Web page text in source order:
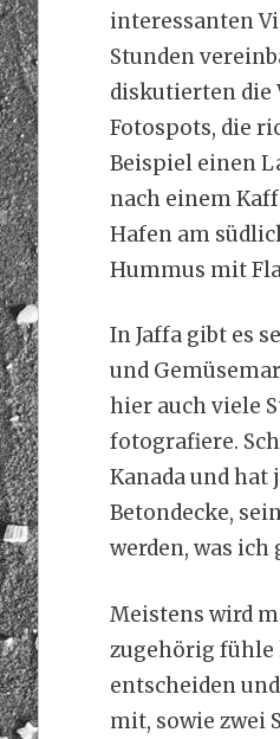
interessanten
Stunden
diskutierten die
Fotospots, die
Beispiel einen
nach einem
Hafen am
Hummus mit
In Jaffa gibt es
und
hier auch viele
fotografiere.
Kanada und
Betondecke,
werden, was
Meistens wird
zugehörig fühle
entscheiden
mit, sowie zwei